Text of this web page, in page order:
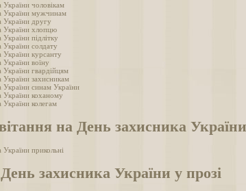
чоловікам
України мужчинам
України другу
України хлопцю
підлітку
солдату
курсанту
воїну
гвардійцям
України захисникам
України синам України
України коханому
колегам
на День захисника України
прикольні
захисника України у прозі